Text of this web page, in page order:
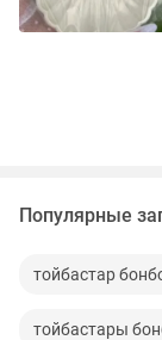
Популярные
тойбастар
тойбастары